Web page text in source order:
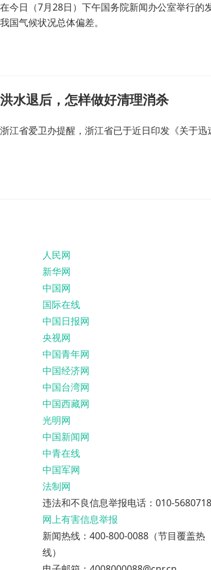
在今日（7月28日）下午国务院新闻办公室举行的
我国气候状况总体偏差。
洪水退后，怎样做好清理消杀
浙江省爱卫办提醒，浙江省已于近日印发《关于
人民网
新华网
中国网
国际在线
中国日报网
央视网
中国青年网
中国经济网
中国台湾网
中国西藏网
光明网
中国新闻网
中青在线
中国军网
法制网
违法和不良信息举报电话：010-
网上有害信息举报
新闻热线：400-800-0088（节目覆盖热
线）